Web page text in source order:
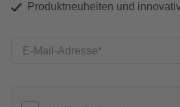
Produktneuheiten und
E-Mail-Adresse